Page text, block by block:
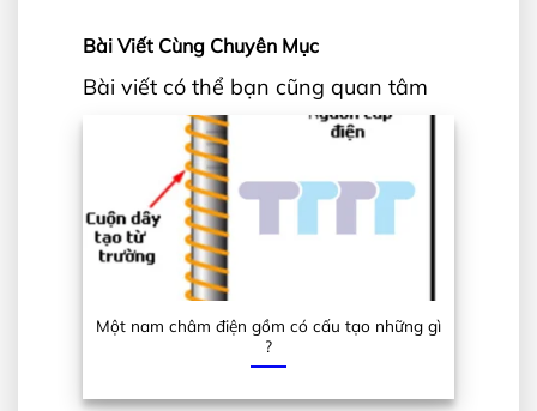
Bài Viết Cùng Chuyên Mục
Bài viết có thể bạn cũng quan tâm
Một nam châm điện gồm có cấu tạo những gì
?